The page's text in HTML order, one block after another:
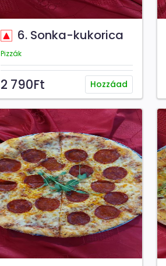
6. Sonka-kukorica
Pizzák
2 790Ft Hozzáad